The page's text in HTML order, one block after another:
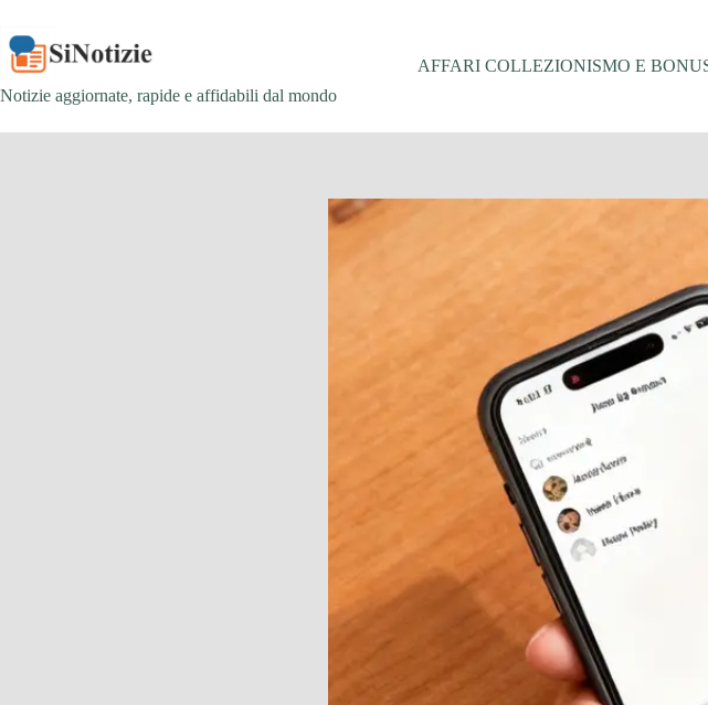
contenuto
Notizie aggiornate, rapide e affidabili dal mondo
AFFARI COLLEZIONISMO E